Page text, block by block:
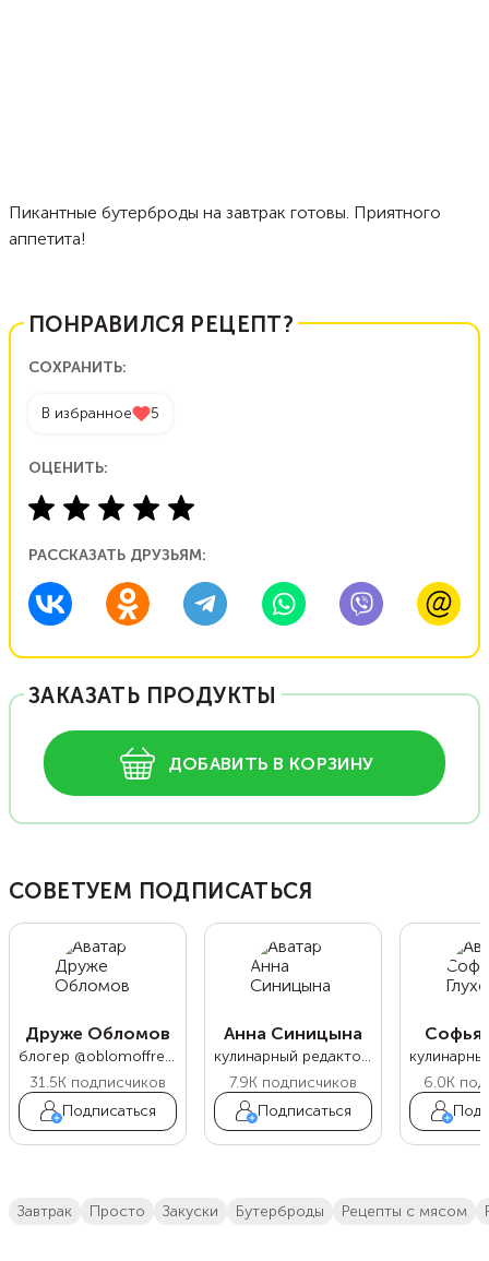
Пикантные бутерброды на завтрак готовы. Приятного
аппетита!
ПОНРАВИЛСЯ РЕЦЕПТ?
СОХРАНИТЬ:
В избранное 5
ОЦЕНИТЬ:
РАССКАЗАТЬ ДРУЗЬЯМ:
ЗАКАЗАТЬ ПРОДУКТЫ
ДОБАВИТЬ В КОРЗИНУ
СОВЕТУЕМ ПОДПИСАТЬСЯ
Друже Обломов
блогер @oblomoffrecipe
31.5K подписчиков
Подписаться
Анна Синицына
кулинарный редактор Food.ru
7.9K подписчиков
Подписаться
Софья
6.0K
завтрак просто закуски бутерброды Рецепты с мясом